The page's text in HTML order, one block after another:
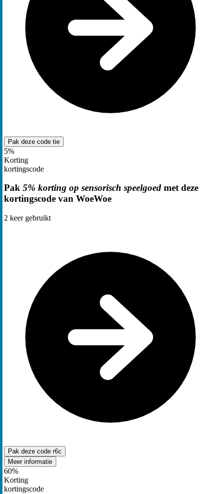
Pak deze code tie
5%
Korting
kortingscode
Pak 5% korting op sensorisch speelgoed met deze
kortingscode van WoeWoe
2 keer gebruikt
Pak deze code r6c
Meer informatie
60%
Korting
kortingscode